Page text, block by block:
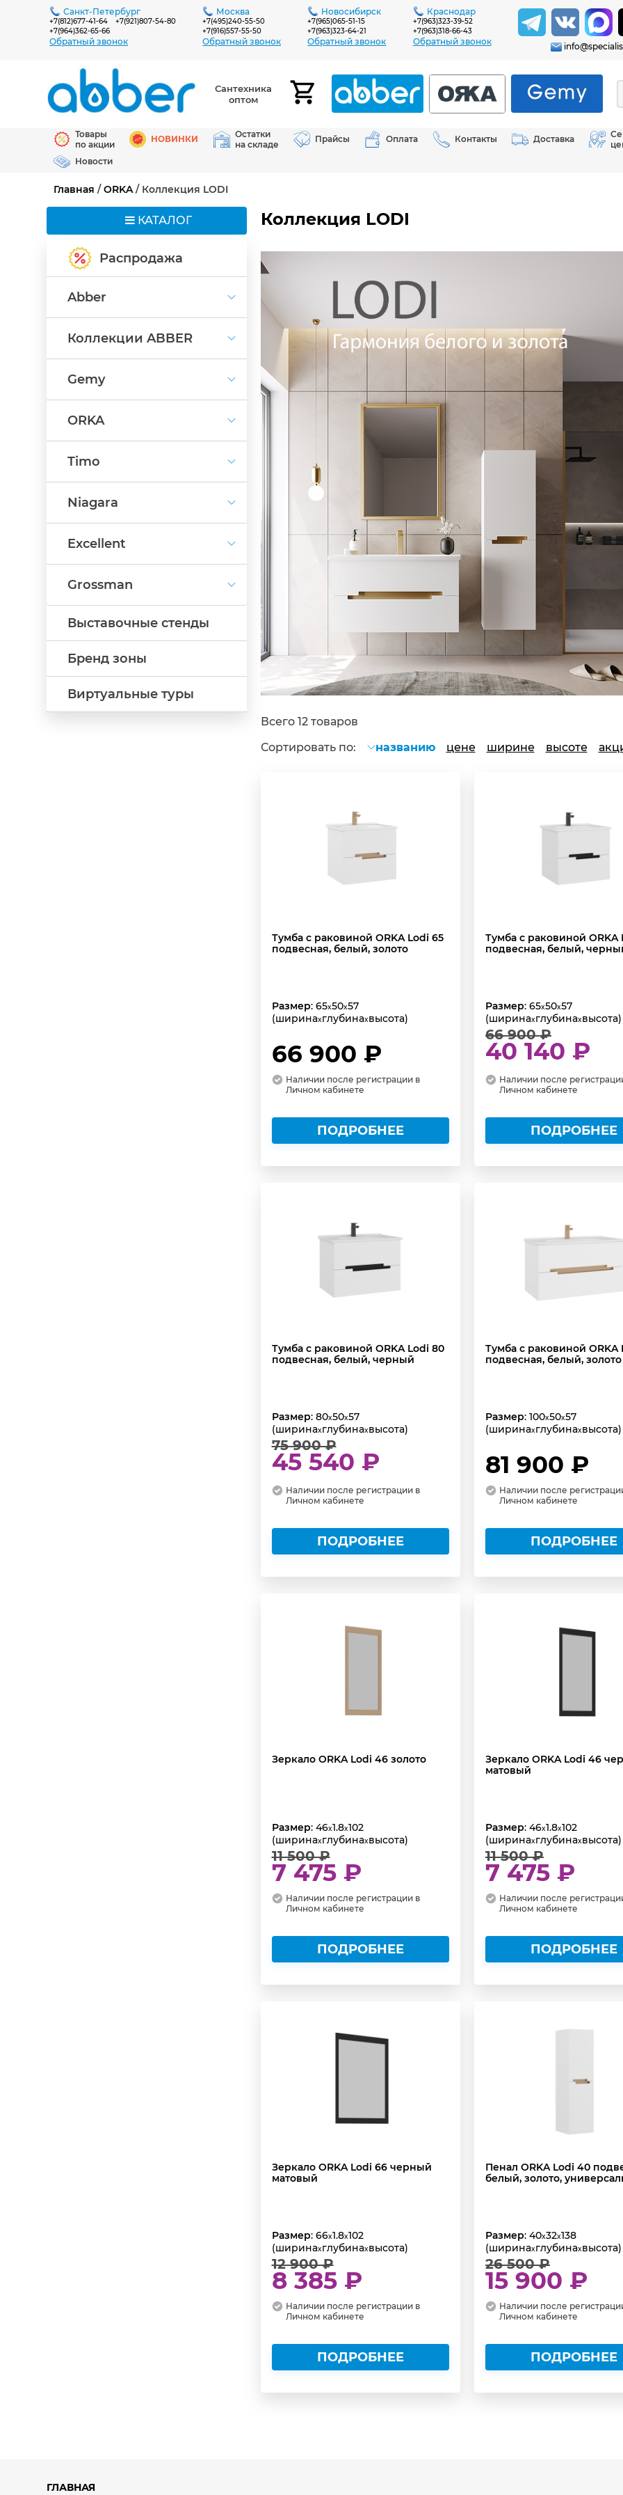
Санкт-Петербург
+7(812)677-41-64
+7(964)362-65-66
+7(921)807-54-80
Обратный звонок
Москва
+7(495)240-55-50
+7(916)557-55-50
Обратный звонок
Новосибирск
+7(965)065-51-15
+7(963)323-64-21
Обратный звонок
Краснодар
+7(963)323-39-52
+7(963)318-66-43
Обратный звонок
Сантехника
оптом
Товары
по акции
НОВИНКИ
Остатки
на складе
Прайсы Оплата Контакты Доставка
Новости
Главная /ORKA / Коллекция LODI
КАТАЛОГ
Распродажа
Abber
Коллекции ABBER
Gemy
ORKA
Timo
Niagara
Excellent
Grossman
Выставочные стенды
Бренд зоны
Виртуальные туры
Коллекция LODI
Всего 12 товаров
Сортировать по:
названию цене ширине высоте
Тумба с раковиной ORKA Lodi 65
подвесная, белый, золото
Размер: 65x50x57
(ширинаxглубинаxвысота)
66 900 ₽
Наличии после регистрации в
Личном кабинете
ПОДРОБНЕЕ
Тумба с раковиной ORKA
подвесная, белый,
Размер: 65x50x57
(ширинаxглубинаxвысота)
66 900 ₽
40 140 ₽
Наличии после
Личном кабинете
ПОДРОБНЕЕ
Тумба с раковиной ORKA Lodi 80
подвесная, белый, черный
Размер: 80x50x57
(ширинаxглубинаxвысота)
75 900 ₽
45 540 ₽
Наличии после регистрации в
Личном кабинете
ПОДРОБНЕЕ
Тумба с раковиной ORKA
подвесная, белый, золото
Размер: 100x50x57
(ширинаxглубинаxвысота)
81 900 ₽
Наличии после
Личном кабинете
ПОДРОБНЕЕ
Зеркало ORKA Lodi 46 золото
Размер: 46x1.8x102
(ширинаxглубинаxвысота)
11 500 ₽
7 475 ₽
Наличии после регистрации в
Личном кабинете
ПОДРОБНЕЕ
Зеркало ORKA Lodi 46
матовый
Размер: 46x1.8x102
(ширинаxглубинаxвысота)
11 500 ₽
7 475 ₽
Наличии после
Личном кабинете
ПОДРОБНЕЕ
Зеркало ORKA Lodi 66 черный
матовый
Размер: 66x1.8x102
(ширинаxглубинаxвысота)
12 900 ₽
8 385 ₽
Наличии после регистрации в
Личном кабинете
ПОДРОБНЕЕ
Пенал ORKA Lodi 40
белый, золото,
Размер: 40x32x138
(ширинаxглубинаxвысота)
26 500 ₽
15 900 ₽
Наличии после
Личном кабинете
ПОДРОБНЕЕ
ГЛАВНАЯ